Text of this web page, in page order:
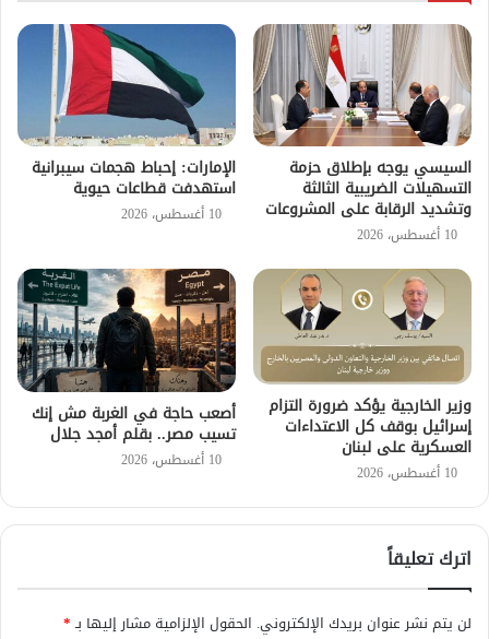
السيسي يوجه بإطلاق حزمة
التسهيلات الضريبية الثالثة
وتشديد الرقابة على المشروعات
10 أغسطس، 2026
الإمارات: إحباط هجمات سيبرانية
استهدفت قطاعات حيوية
10 أغسطس، 2026
وزير الخارجية يؤكد ضرورة التزام
إسرائيل بوقف كل الاعتداءات
العسكرية على لبنان
10 أغسطس، 2026
أصعب حاجة في الغربة مش إنك
تسيب مصر.. بقلم أمجد جلال
10 أغسطس، 2026
اترك تعليقاً
لن يتم نشر عنوان بريدك الإلكتروني. الحقول الإلزامية مشار إليها بـ*